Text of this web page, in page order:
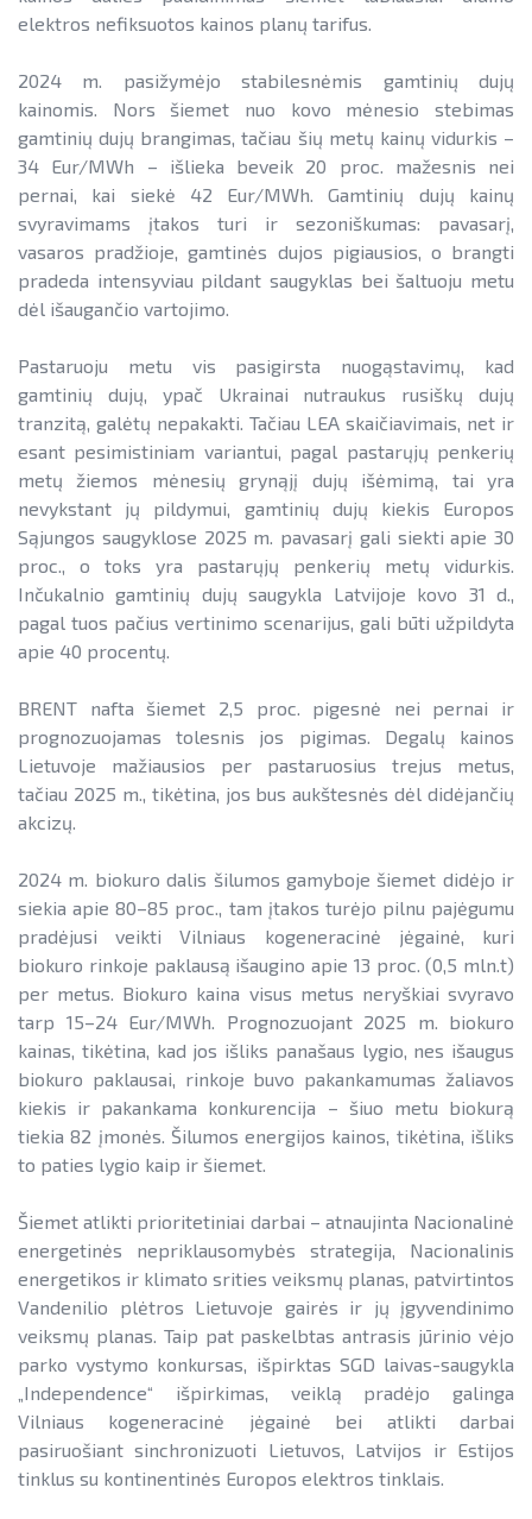
elektros nefiksuotos kainos planų tarifus.
2024 m. pasižymėjo stabilesnėmis gamtinių dujų
kainomis. Nors šiemet nuo kovo mėnesio stebimas
gamtinių dujų brangimas, tačiau šių metų kainų vidurkis –
34 Eur/MWh – išlieka beveik 20 proc. mažesnis nei
pernai, kai siekė 42 Eur/MWh. Gamtinių dujų kainų
svyravimams įtakos turi ir sezoniškumas: pavasarį,
vasaros pradžioje, gamtinės dujos pigiausios, o brangti
pradeda intensyviau pildant saugyklas bei šaltuoju metu
dėl išaugančio vartojimo.
Pastaruoju metu vis pasigirsta nuogąstavimų, kad
gamtinių dujų, ypač Ukrainai nutraukus rusiškų dujų
tranzitą, galėtų nepakakti. Tačiau LEA skaičiavimais, net ir
esant pesimistiniam variantui, pagal pastarųjų penkerių
metų žiemos mėnesių grynąjį dujų išėmimą, tai yra
nevykstant jų pildymui, gamtinių dujų kiekis Europos
Sąjungos saugyklose 2025 m. pavasarį gali siekti apie 30
proc., o toks yra pastarųjų penkerių metų vidurkis.
Inčukalnio gamtinių dujų saugykla Latvijoje kovo 31 d.,
pagal tuos pačius vertinimo scenarijus, gali būti užpildyta
apie 40 procentų.
BRENT nafta šiemet 2,5 proc. pigesnė nei pernai ir
prognozuojamas tolesnis jos pigimas. Degalų kainos
Lietuvoje mažiausios per pastaruosius trejus metus,
tačiau 2025 m., tikėtina, jos bus aukštesnės dėl didėjančių
akcizų.
2024 m. biokuro dalis šilumos gamyboje šiemet didėjo ir
siekia apie 80–85 proc., tam įtakos turėjo pilnu pajėgumu
pradėjusi veikti Vilniaus kogeneracinė jėgainė, kuri
biokuro rinkoje paklausą išaugino apie 13 proc. (0,5 mln.t)
per metus. Biokuro kaina visus metus neryškiai svyravo
tarp 15–24 Eur/MWh. Prognozuojant 2025 m. biokuro
kainas, tikėtina, kad jos išliks panašaus lygio, nes išaugus
biokuro paklausai, rinkoje buvo pakankamumas žaliavos
kiekis ir pakankama konkurencija – šiuo metu biokurą
tiekia 82 įmonės. Šilumos energijos kainos, tikėtina, išliks
to paties lygio kaip ir šiemet.
Šiemet atlikti prioritetiniai darbai – atnaujinta Nacionalinė
energetinės nepriklausomybės strategija, Nacionalinis
energetikos ir klimato srities veiksmų planas, patvirtintos
Vandenilio plėtros Lietuvoje gairės ir jų įgyvendinimo
veiksmų planas. Taip pat paskelbtas antrasis jūrinio vėjo
parko vystymo konkursas, išpirktas SGD laivas-saugykla
„Independence“ išpirkimas, veiklą pradėjo galinga
Vilniaus kogeneracinė jėgainė bei atlikti darbai
pasiruošiant sinchronizuoti Lietuvos, Latvijos ir Estijos
tinklus su kontinentinės Europos elektros tinklais.